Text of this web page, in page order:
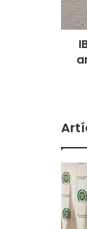
u
d
o
a
l
h
o